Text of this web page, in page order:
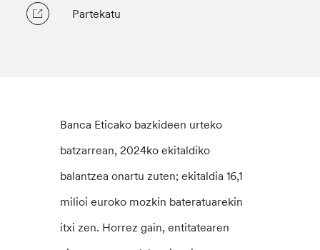
Partekatu
Banca Eticako bazkideen urteko
batzarrean, 2024ko ekitaldiko
balantzea onartu zuten; ekitaldia 16,1
milioi euroko mozkin bateratuarekin
itxi zen. Horrez gain, entitatearen